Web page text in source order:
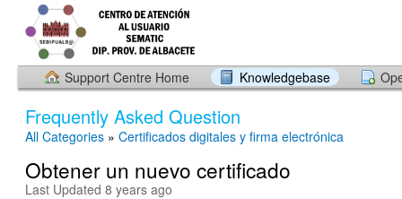
Support Centre Home Knowledgebase
Frequently Asked Question
All Categories » Certificados digitales y firma electrónica
Obtener un nuevo certificado
Last Updated 8 years ago